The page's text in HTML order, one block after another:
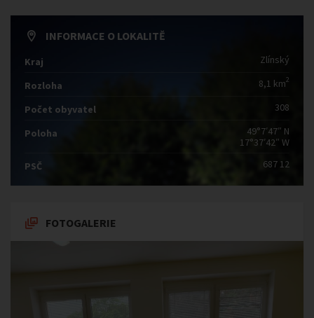
INFORMACE O LOKALITĚ
Kraj Zlínský
Rozloha 8,1 km2
Počet obyvatel 308
Poloha
49°7′47″ N
17°37′42″ W
PSČ
687 12
FOTOGALERIE